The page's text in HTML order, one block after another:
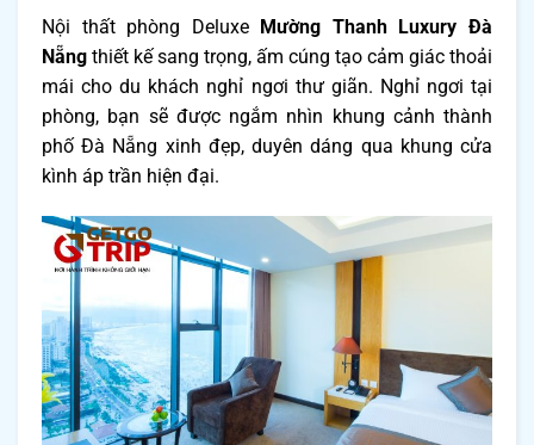
Nội thất phòng Deluxe
Mường Thanh Luxury Đà
Nẵng thiết kế sang trọng, ấm cúng tạo cảm giác thoải
mái cho du khách nghỉ ngơi thư giãn. Nghỉ ngơi tại
phòng, bạn sẽ được ngắm nhìn khung cảnh thành
phố Đà Nẵng xinh đẹp, duyên dáng qua khung cửa
kình áp trần hiện đại.